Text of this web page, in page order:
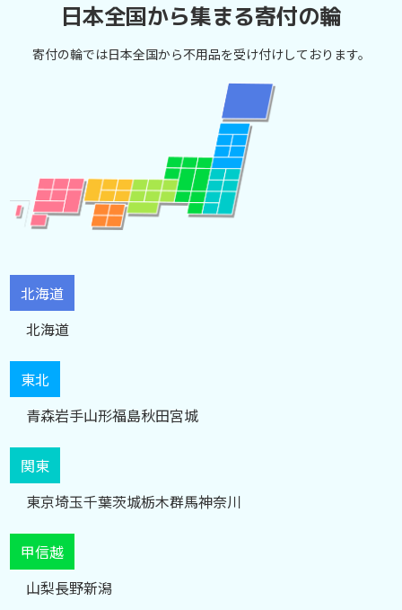
日本全国から集まる寄付の輪
寄付の輪では日本全国から不用品を受け付けしております。
北海道
北海道
東北
青森岩手山形福島秋田宮城
関東
東京埼玉千葉茨城栃木群馬神奈川
甲信越
山梨長野新潟